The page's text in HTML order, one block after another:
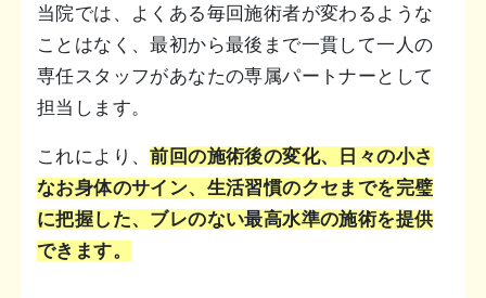
当院では、よくある毎回施術者が変わるような
ことはなく、最初から最後まで一貫して一人の
専任スタッフがあなたの専属パートナーとして
担当します。
これにより、前回の施術後の変化、日々の小さ
なお身体のサイン、生活習慣のクセまでを完璧
に把握した、ブレのない最高水準の施術を提供
できます。